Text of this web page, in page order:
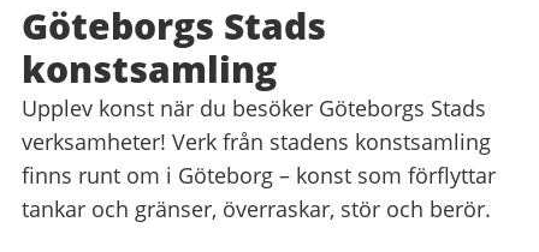
Göteborgs Stads
konstsamling
Upplev konst när du besöker Göteborgs Stads
verksamheter! Verk från stadens konstsamling
finns runt om i Göteborg – konst som förflyttar
tankar och gränser, överraskar, stör och berör.